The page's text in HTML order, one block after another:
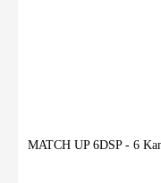
MATCH UP 6DSP - 6